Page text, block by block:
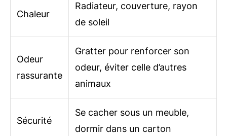
Chaleur
Radiateur, couverture, rayon
de soleil
Odeur
rassurante
Gratter pour renforcer son
odeur, éviter celle d’autres
animaux
Sécurité
Se cacher sous un meuble,
dormir dans un carton